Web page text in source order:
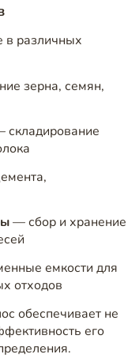
в различных
зерна, семян,
складирование
— сбор и хранение
емкости для
отходов
обеспечивает не
его